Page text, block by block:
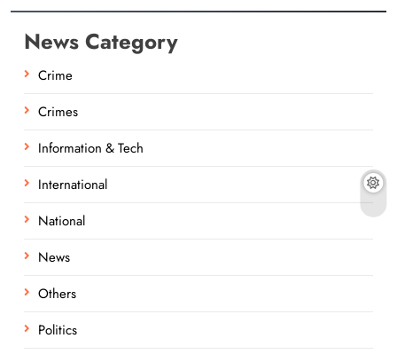
News Category
Crime
Crimes
Information & Tech
International
National
News
Others
Politics